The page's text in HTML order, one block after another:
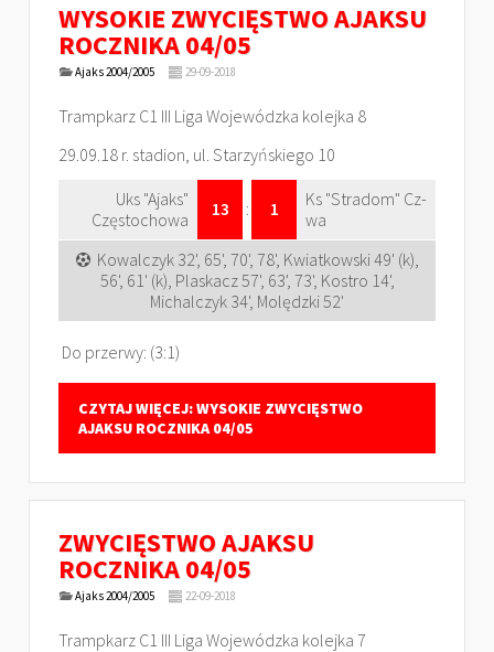
WYSOKIE ZWYCIĘSTWO AJAKSU
ROCZNIKA 04/05
Ajaks 2004/2005 29-09-2018
Trampkarz C1 III Liga Wojewódzka kolejka 8
29.09.18 r. stadion, ul. Starzyńskiego 10
Uks "Ajaks"
Częstochowa
13 : 1
Ks "Stradom" Cz-
wa
Kowalczyk 32', 65', 70', 78', Kwiatkowski 49' (k),
56', 61' (k), Plaskacz 57', 63', 73', Kostro 14',
Michalczyk 34', Molędzki 52'
Do przerwy: (3:1)
CZYTAJ WIĘCEJ: WYSOKIE ZWYCIĘSTWO
AJAKSU ROCZNIKA 04/05
ZWYCIĘSTWO AJAKSU
ROCZNIKA 04/05
Ajaks 2004/2005 22-09-2018
Trampkarz C1 III Liga Wojewódzka kolejka 7